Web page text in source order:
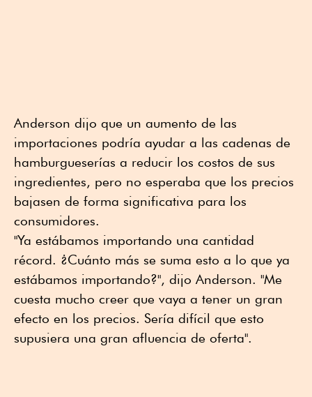
Anderson dijo que un aumento de las
importaciones podría ayudar a las cadenas de
hamburgueserías a reducir los costos de sus
ingredientes, pero ⁠no esperaba que los precios
bajasen de forma significativa para los
consumidores.
"Ya estábamos importando una cantidad
récord. ¿Cuánto más se suma esto a lo que ya
estábamos importando?", dijo Anderson. "Me
cuesta mucho creer que vaya a tener un gran
efecto en los precios. Sería difícil que esto
supusiera una gran afluencia de oferta".